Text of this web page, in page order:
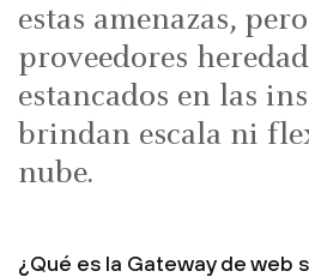
estas amenazas,
proveedores
estancados en las
brindan escala ni
nube.
¿Qué es la Gateway de web